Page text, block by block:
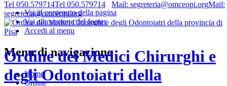
Vai al contenuto della pagina
Vai alla sezione del footer
Accedi al menu
Tel 050.579714Tel 050.579714 Mail: segreteria@omceopi.orgMail:
segreteria@omceopi.org
Ordine dei Medici Chirurghi e
degli Odontoiatri della
Menu di navigazione
Home
Ordine